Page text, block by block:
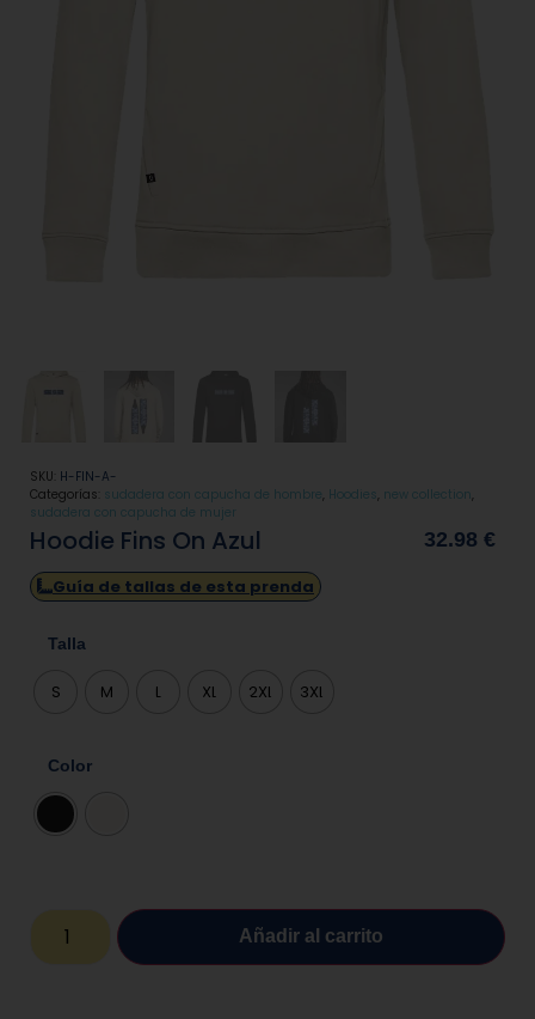
SKU: H-FIN-A-
Categorías: sudadera con capucha de hombre Hoodies new collection
sudadera con capucha de mujer
Hoodie Fins On Azul 32.98€
Guía de tallas de esta prenda
Talla
S M L XL 2XL 3XL
Color
Añadir al carrito